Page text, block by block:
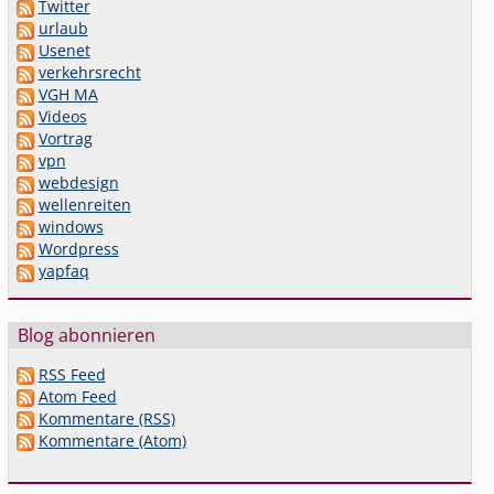
Twitter
urlaub
Usenet
verkehrsrecht
VGH MA
Videos
Vortrag
vpn
webdesign
wellenreiten
windows
Wordpress
yapfaq
Blog abonnieren
RSS Feed
Atom Feed
Kommentare (RSS)
Kommentare (Atom)